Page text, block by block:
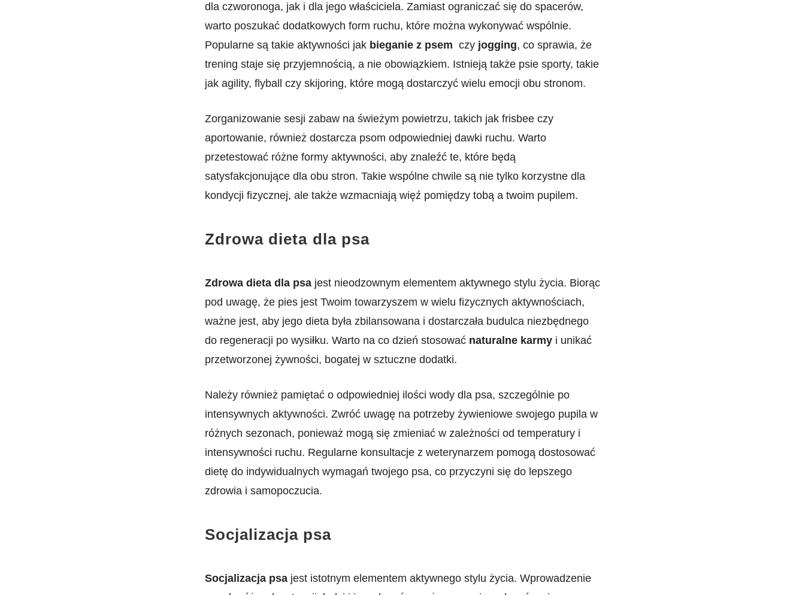
dla⁣ czworonoga,‍ jak i dla jego właściciela.​ Zamiast ograniczać się do ⁤spacerów,
warto poszukać dodatkowych⁢ form ruchu, które można wykonywać wspólnie.
Popularne‍ są takie aktywności jak bieganie z psem ⁤ czy jogging, co sprawia, że
trening staje się przyjemnością, a⁣ nie obowiązkiem. ‌Istnieją także psie sporty, takie
jak agility, flyball czy‍ skijoring, które‌ mogą dostarczyć wielu emocji obu ⁢stronom.
Zorganizowanie sesji zabaw⁣ na świeżym ‍powietrzu, takich jak frisbee czy
aportowanie, również dostarcza psom odpowiedniej dawki ruchu.​ Warto
przetestować różne formy aktywności, aby znaleźć te, które ⁤będą
satysfakcjonujące dla obu stron. Takie wspólne chwile są nie tylko korzystne dla
kondycji fizycznej, ale⁢ także wzmacniają więź pomiędzy tobą a twoim pupilem.
Zdrowa dieta ⁤dla ​psa
Zdrowa dieta ‍dla psa jest nieodzownym ⁤elementem aktywnego ‌stylu życia. Biorąc
‌pod uwagę, że pies jest⁣ Twoim towarzyszem w wielu fizycznych aktywnościach,
ważne jest, aby jego ‍dieta była ‌zbilansowana i dostarczała budulca niezbędnego
‍do regeneracji po wysiłku. Warto na co dzień stosować naturalne⁤ karmy i unikać
przetworzonej żywności, bogatej w ‍sztuczne dodatki.
Należy również pamiętać o odpowiedniej ⁤ilości ‍wody⁣ dla psa, szczególnie po ​
intensywnych aktywności. Zwróć uwagę⁢ na potrzeby żywieniowe⁤ swojego pupila w
​różnych sezonach, ponieważ mogą się⁣ zmieniać w‌ zależności od temperatury i
intensywności ruchu. Regularne⁢ konsultacje z weterynarzem pomogą dostosować
dietę do ‍indywidualnych wymagań twojego psa, co przyczyni się ⁤do lepszego
⁢zdrowia​ i ⁤samopoczucia.
Socjalizacja psa
Socjalizacja psa ‍jest istotnym elementem aktywnego ⁣stylu życia. Wprowadzenie